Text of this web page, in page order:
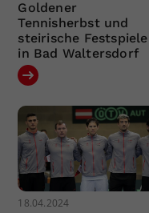
Goldener
Tennisherbst und
steirische Festspiele
in Bad Waltersdorf
18.04.2024